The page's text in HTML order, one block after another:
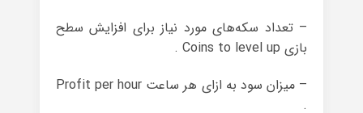
– تعداد سکه‌های مورد نیاز برای افزایش سطح
بازی Coins to level up .
– میزان سود به ازای هر ساعت Profit per hour
.